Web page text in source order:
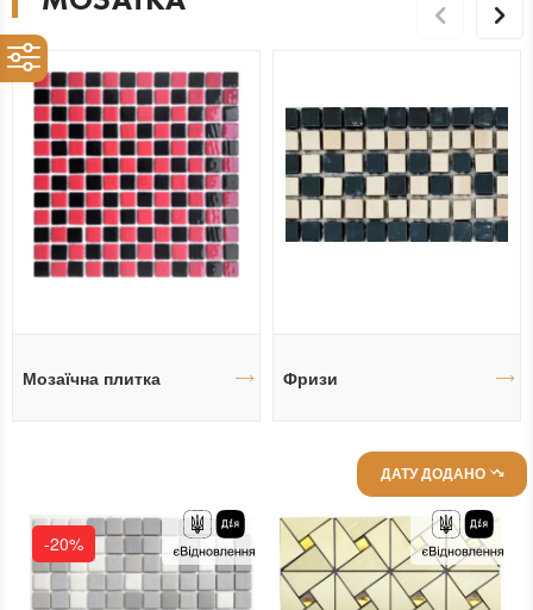
Мозаїчна плитка Фризи
ДАТУ ДОДАНО
-20%